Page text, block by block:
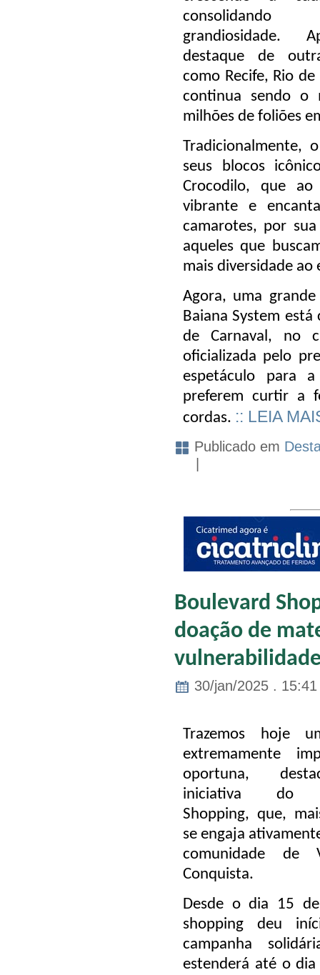
grandiosidade.
destaque de
como Recife, Rio
continua sendo o
milhões de foliões
Tradicionalmente,
seus blocos
Crocodilo, que ao
vibrante e
camarotes, por sua
aqueles que
mais diversidade ao
Agora, uma
Baiana System
de Carnaval, no
oficializada pelo
espetáculo para
preferem curtir a
cordas. :: LEIA
Publicado em
Boulevard
doação de
30/jan/2025 . 15:41
Trazemos hoje
extremamente
oportuna,
iniciativa do
Shopping, que,
se engaja
comunidade de
Conquista.
Desde o dia 15
shopping deu
campanha
estenderá até o